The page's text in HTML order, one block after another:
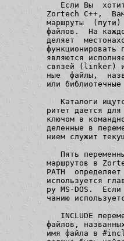
Если Вы
Zortech C++,
маршруты  (пути)
файлов.  На
деляет
являются
связей (linker)
ные  файлы,
или
Каталоги
ритет дается
ключом в
деленные в
нием служит
Пять
маршрутов в
PATH
используется
ру MS-DOS.
чанию
INCLUDE
файлов,
имя файла в